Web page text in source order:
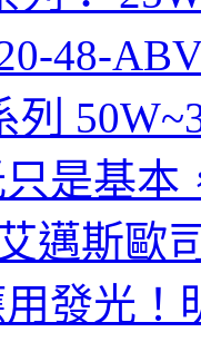
48-
列
只是基本
邁斯歐
發光！